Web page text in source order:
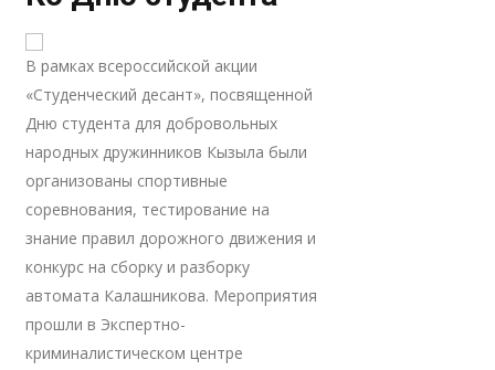
В рамках всероссийской акции
«Студенческий десант», посвященной
Дню студента для добровольных
народных дружинников Кызыла были
организованы спортивные
соревнования, тестирование на
знание правил дорожного движения и
конкурс на сборку и разборку
автомата Калашникова. Мероприятия
прошли в Экспертно-
криминалистическом центре